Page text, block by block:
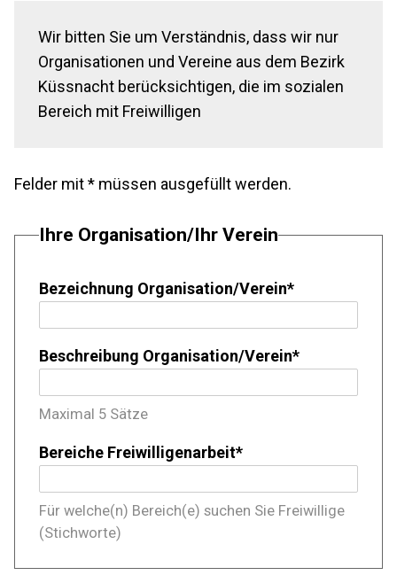
Wir bitten Sie um Verständnis, dass wir nur
Organisationen und Vereine aus dem Bezirk
Küssnacht berücksichtigen, die im sozialen
Bereich mit Freiwilligen
Felder mit * müssen ausgefüllt werden.
Ihre Organisation/Ihr Verein
Bezeichnung Organisation/Verein*
Beschreibung Organisation/Verein*
Maximal 5 Sätze
Bereiche Freiwilligenarbeit*
Für welche(n) Bereich(e) suchen Sie Freiwillige
(Stichworte)